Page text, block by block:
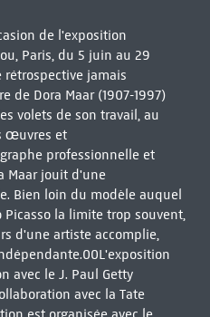
de l'exposition
Paris, du 5 juin au 29
jamais
de Dora Maar (1907-1997)
volets de son travail, au
œuvres et
professionnelle et
Maar jouit d'une
Bien loin du modèle auquel
la limite trop souvent,
d'une artiste accomplie,
avec le J. Paul Getty
avec la Tate